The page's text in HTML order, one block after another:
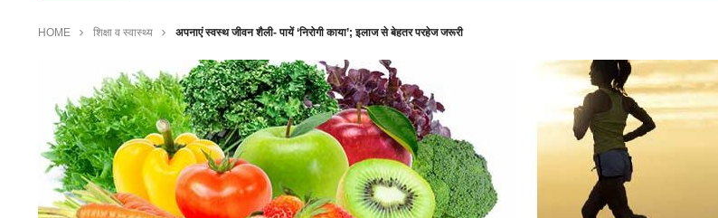
HOME शिक्षा व स्वास्थ्य अपनाएं स्वस्थ जीवन शैली- पायें ‘निरोगी काया’; इलाज से बेहतर परहेज जरूरी